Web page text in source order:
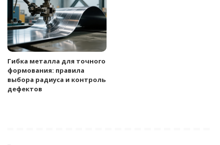
Гибка металла для точного
формования: правила
выбора радиуса и контроль
дефектов